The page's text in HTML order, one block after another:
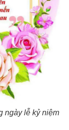
ngày lễ kỷ niệm